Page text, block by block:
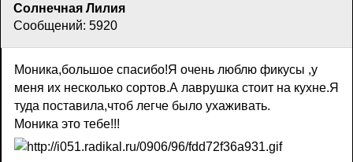
Солнечная Лилия
Сообщений: 5920
Моника,большое спасибо!Я очень люблю фикусы ,у
меня их несколько сортов.А лаврушка стоит на кухне.Я
туда поставила,чтоб легче было ухаживать.
Моника это тебе!!!